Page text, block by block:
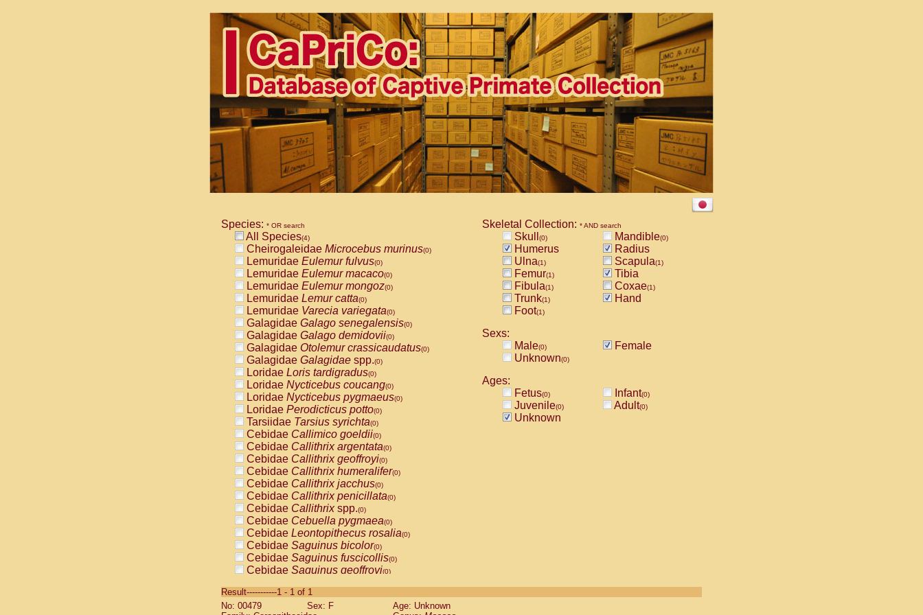
Species: * OR search
All Species(4)
Cheirogaleidae Microcebus murinus(0)
Lemuridae Eulemur fulvus(0)
Lemuridae Eulemur macaco(0)
Lemuridae Eulemur mongoz(0)
Lemuridae Lemur catta(0)
Lemuridae Varecia variegata(0)
Galagidae Galago senegalensis(0)
Galagidae Galago demidovii(0)
Galagidae Otolemur crassicaudatus(0)
Galagidae Galagidae spp.(0)
Loridae Loris tardigradus(0)
Loridae Nycticebus coucang(0)
Loridae Nycticebus pygmaeus(0)
Loridae Perodicticus potto(0)
Tarsiidae Tarsius syrichta(0)
Cebidae Callimico goeldii(0)
Cebidae Callithrix argentata(0)
Cebidae Callithrix geoffroyi(0)
Cebidae Callithrix humeralifer(0)
Cebidae Callithrix jacchus(0)
Cebidae Callithrix penicillata(0)
Cebidae Callithrixspp.(0)
Cebidae Cebuella pygmaea(0)
Cebidae Leontopithecus rosalia(0)
Cebidae Saguinus bicolor(0)
Cebidae Saguinus fuscicollis(0)
Cebidae Saguinus geoffroyi(0)
CebidaeSaguinus labiatus(0)
Cebidae Saguinus leucopus (0)
Skeletal Collection: * AND search
Skull (0) Mandible(0)
Humerus
Radius
Ulna(1) Scapula(1)
Femur(1)
Tibia
Fibula(1) Coxae(1)
Trunk(1)
Hand
Foot(1)
Sexs:
Male(0)
Female
Unknown(0)
Ages:
Fetus(0) Infant(0)
Juvenile(0) Adult(0)
Unknown
Result-----------1 - 1 of 1
No: 00479
Sex: F
Age: Unknown